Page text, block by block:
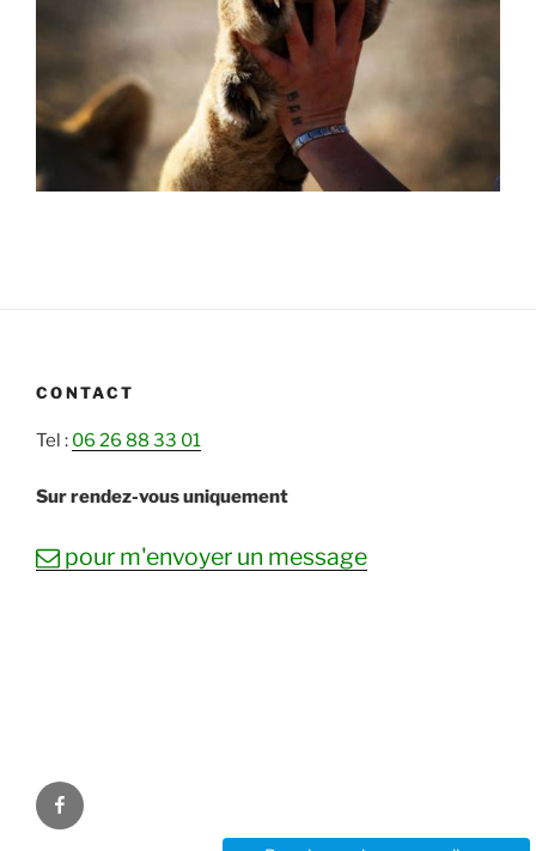
CONTACT
Tel : 06 26 88 33 01
Sur rendez-vous uniquement
mailpour m'envoyer un message
Facebook